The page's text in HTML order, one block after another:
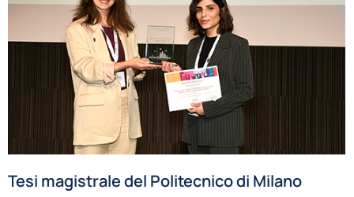
Tesi magistrale del Politecnico di Milano